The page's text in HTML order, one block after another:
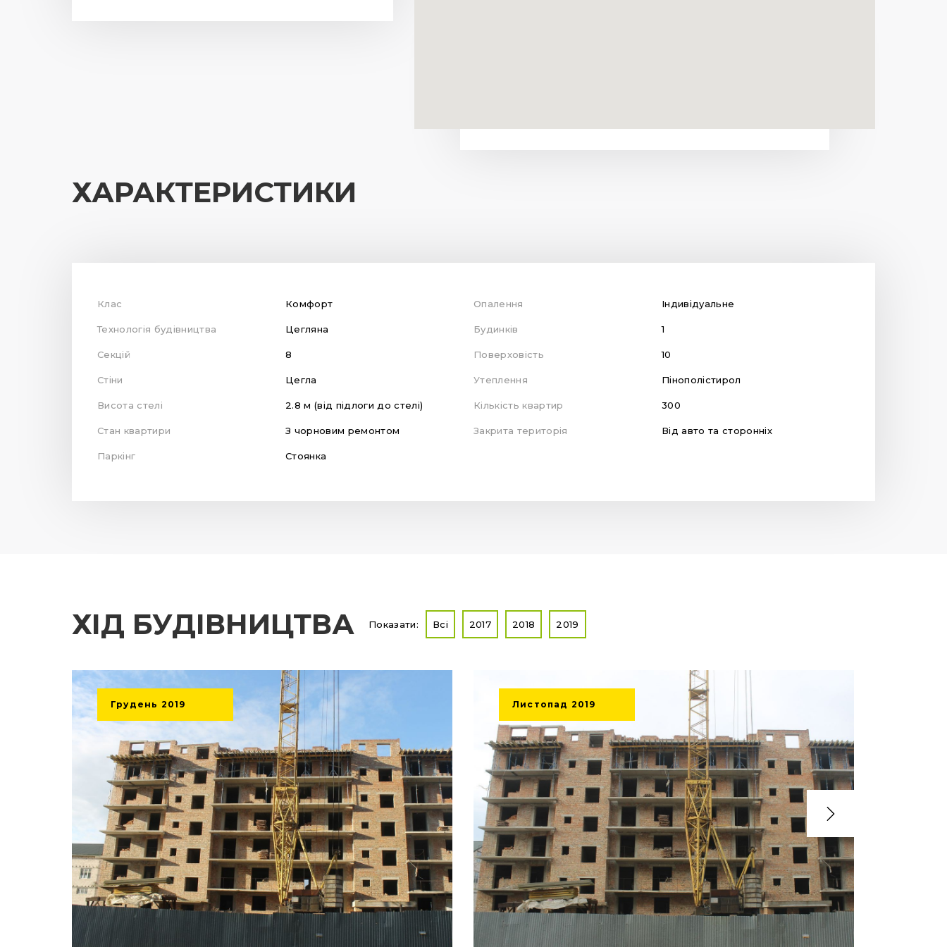
ХАРАКТЕРИСТИКИ
Клас Комфорт Опалення Індивідуальне
Технологія будівництва Цегляна Будинків 1
Секцій 8 Поверховість 10
Стіни Цегла Утеплення Пінополістирол
Висота стелі 2.8 м (від підлоги до стелі) Кількість квартир 300
Стан квартири З чорновим ремонтом Закрита територія Від авто та сторонніх
Паркінг Стоянка
ХІД БУДІВНИЦТВА Показати: Всі 2017 2018 2019
Грудень 2019 Листопад 2019